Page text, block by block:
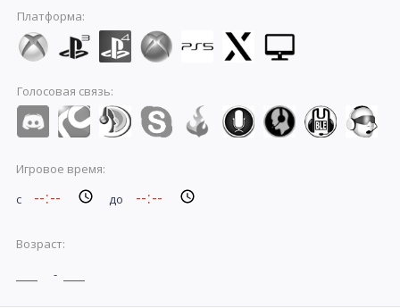
Платформа:
Голосовая связь:
Игровое время:
с
до
Возраст:
-